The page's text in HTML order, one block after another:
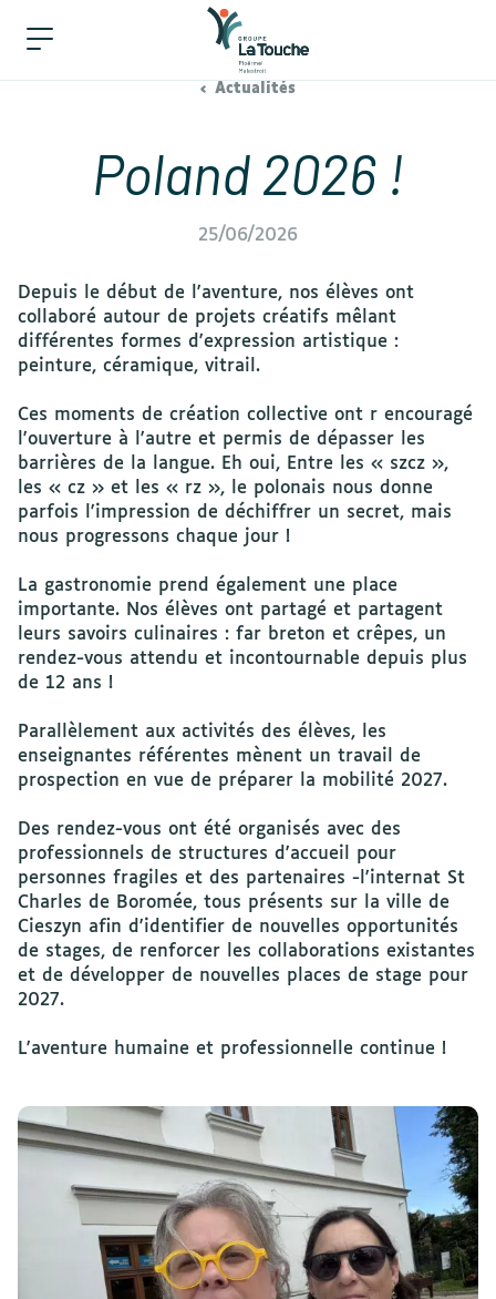
Actualités
Poland 2026 !
25/06/2026
Depuis le début de l'aventure, nos élèves ont
collaboré autour de projets créatifs mêlant
différentes formes d'expression artistique :
peinture, céramique, vitrail.
Ces moments de création collective ont r encouragé
l'ouverture à l'autre et permis de dépasser les
barrières de la langue. Eh oui, Entre les « szcz »,
les « cz » et les « rz », le polonais nous donne
parfois l'impression de déchiffrer un secret, mais
nous progressons chaque jour !
La gastronomie prend également une place
importante. Nos élèves ont partagé et partagent
leurs savoirs culinaires : far breton et crêpes, un
rendez-vous attendu et incontournable depuis plus
de 12 ans !
Parallèlement aux activités des élèves, les
enseignantes référentes mènent un travail de
prospection en vue de préparer la mobilité 2027.
Des rendez-vous ont été organisés avec des
professionnels de structures d'accueil pour
personnes fragiles et des partenaires -l'internat St
Charles de Boromée, tous présents sur la ville de
Cieszyn afin d'identifier de nouvelles opportunités
de stages, de renforcer les collaborations existantes
et de développer de nouvelles places de stage pour
2027.
L'aventure humaine et professionnelle continue !